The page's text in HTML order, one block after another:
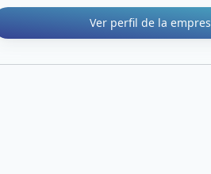
Ver perfil de la